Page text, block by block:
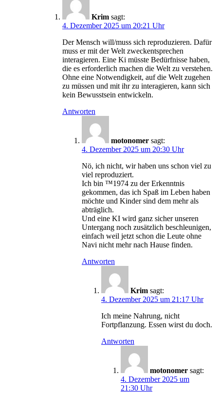
Krim sagt:
4. Dezember 2025 um 20:21 Uhr
Der Mensch will/muss sich reproduzieren. Dafür
muss er mit der Welt zweckentsprechen
interagieren. Eine Ki müsste Bedürfnisse haben,
die es erforderlich machen die Welt zu verstehen.
Ohne eine Notwendigkeit, auf die Welt zugehen
zu müssen und mit ihr zu interagieren, kann sich
kein Bewusstsein entwickeln.
Antworten
motonomer sagt:
4. Dezember 2025 um 20:30 Uhr
Nö, ich nicht, wir haben uns schon viel zu
viel reproduziert.
Ich bin ™1974 zu der Erkenntnis
gekommen, das ich Spaß im Leben haben
möchte und Kinder sind dem mehr als
abträglich.
Und eine KI wird ganz sicher unseren
Untergang noch zusätzlich beschleunigen,
einfach weil jetzt schon die Leute ohne
Navi nicht mehr nach Hause finden.
Antworten
Krim sagt:
4. Dezember 2025 um 21:17 Uhr
Ich meine Nahrung, nicht
Fortpflanzung. Essen wirst du doch.
Antworten
motonomer sagt:
4. Dezember 2025 um
21:30 Uhr